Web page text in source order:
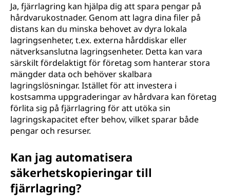
Ja, fjärrlagring kan hjälpa dig att spara pengar på
hårdvarukostnader. Genom att lagra dina filer på
distans kan du minska behovet av dyra lokala
lagringsenheter, t.ex. externa hårddiskar eller
nätverksanslutna lagringsenheter. Detta kan vara
särskilt fördelaktigt för företag som hanterar stora
mängder data och behöver skalbara
lagringslösningar. Istället för att investera i
kostsamma uppgraderingar av hårdvara kan företag
förlita sig på fjärrlagring för att utöka sin
lagringskapacitet efter behov, vilket sparar både
pengar och resurser.
Kan jag automatisera
säkerhetskopieringar till
fjärrlagring?